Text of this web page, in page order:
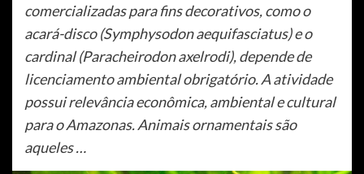
comercializadas para fins decorativos, como o
acará-disco (Symphysodon aequifasciatus) e o
cardinal (Paracheirodon axelrodi), depende de
licenciamento ambiental obrigatório. A atividade
possui relevância econômica, ambiental e cultural
para o Amazonas. Animais ornamentais são
aqueles …